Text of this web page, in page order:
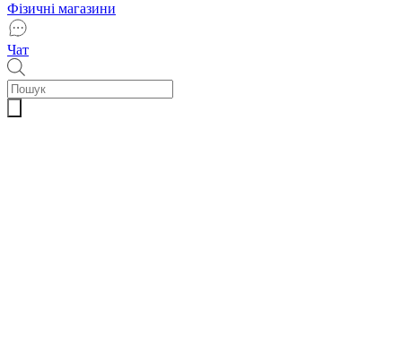
Фізичні магазини
Чат
Пошук
товарів